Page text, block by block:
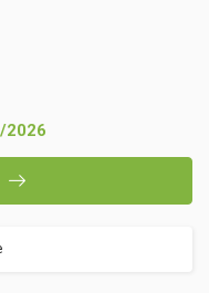
2026